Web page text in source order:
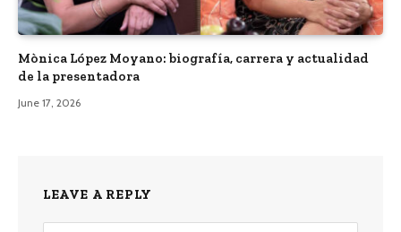
Mònica López Moyano: biografía, carrera y actualidad
de la presentadora
June 17, 2026
LEAVE A REPLY